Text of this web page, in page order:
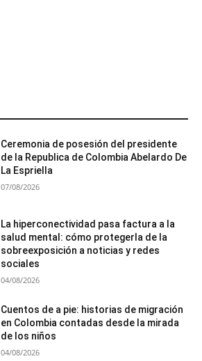
Ceremonia de posesión del presidente
de la Republica de Colombia Abelardo De
La Espriella
07/08/2026
La hiperconectividad pasa factura a la
salud mental: cómo protegerla de la
sobreexposición a noticias y redes
sociales
04/08/2026
Cuentos de a pie: historias de migración
en Colombia contadas desde la mirada
de los niños
04/08/2026